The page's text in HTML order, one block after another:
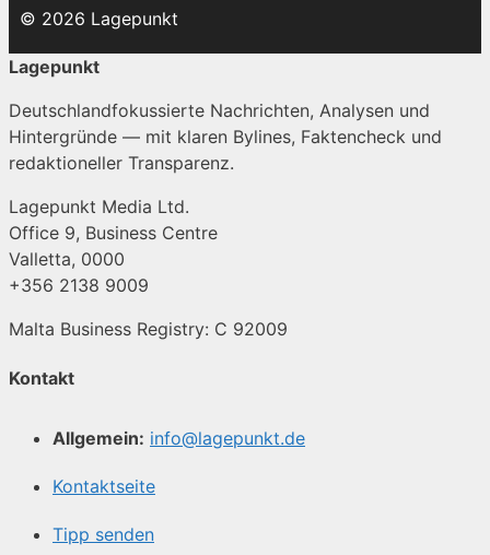
© 2026 Lagepunkt
Lagepunkt
Deutschlandfokussierte Nachrichten, Analysen und
Hintergründe — mit klaren Bylines, Faktencheck und
redaktioneller Transparenz.
Lagepunkt Media Ltd.
Office 9, Business Centre
Valletta, 0000
+356 2138 9009
Malta Business Registry: C 92009
Kontakt
Allgemein: info@lagepunkt.de
Kontaktseite
Tipp senden